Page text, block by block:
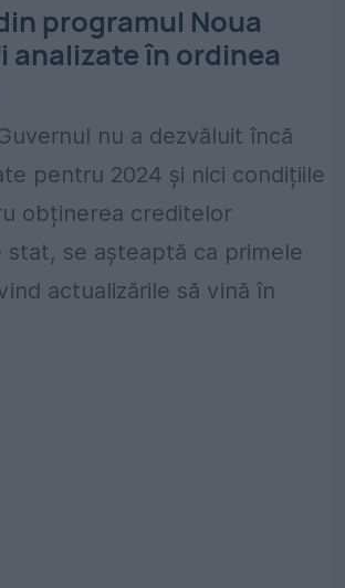
programul Noua
analizate în ordinea
nu a dezvăluit încă
pentru 2024 și nici condițiile
obținerea creditelor
stat, se așteaptă ca primele
actualizările să vină în